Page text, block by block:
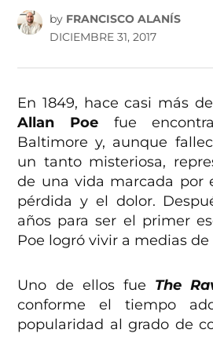
by FRANCISCO ALANÍS
DICIEMBRE 31, 2017
En 1849, hace casi más
Allan Poe fue
Baltimore y, aunque
un tanto misteriosa,
de una vida marcada por
pérdida y el dolor.
años para ser el primer
Poe logró vivir a medias de
Uno de ellos fue The
conforme el tiempo
popularidad al grado de